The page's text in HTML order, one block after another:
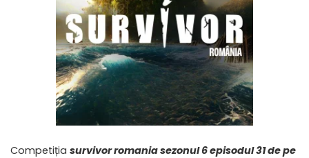
Competiția survivor romania sezonul 6 episodul 31 de pe